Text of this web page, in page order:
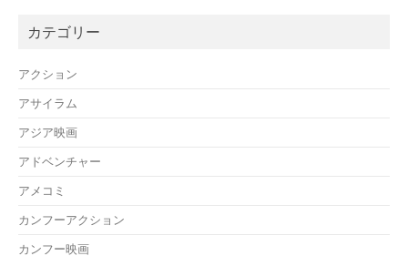
カテゴリー
アクション
アサイラム
アジア映画
アドベンチャー
アメコミ
カンフーアクション
カンフー映画